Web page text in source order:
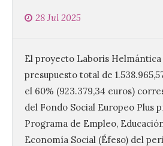
28 Jul 2025
El proyecto Laboris
presupuesto total de
el 60% (923.379,34 euros)
del Fondo Social Europeo Plus
Programa de Empleo,
Economía Social (Éfeso) del